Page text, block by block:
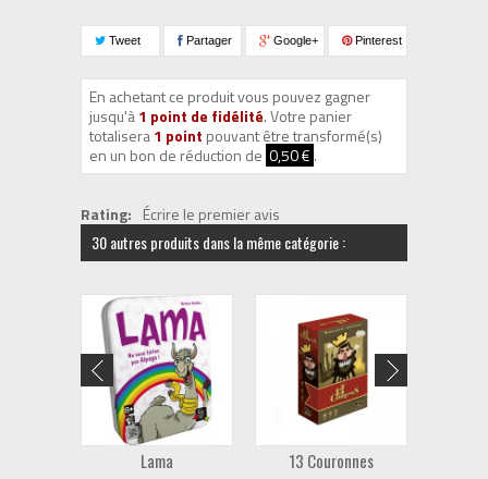
Tweet Partager Google+ Pinterest
En achetant ce produit vous pouvez gagner
jusqu'à1 point de fidélité. Votre panier
totalisera1 point pouvant être transformé(s)
en un bon de réduction de 0,50 € .
Rating: Écrire le premier avis
30 autres produits dans la même catégorie :
Lama 13 Couronnes